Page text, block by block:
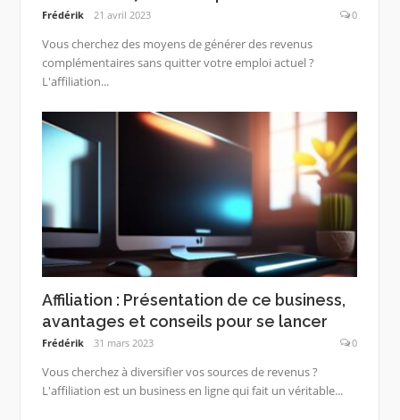
Frédérik 21 avril 2023 0
Vous cherchez des moyens de générer des revenus
complémentaires sans quitter votre emploi actuel ?
L'affiliation...
Affiliation : Présentation de ce business,
avantages et conseils pour se lancer
Frédérik 31 mars 2023 0
Vous cherchez à diversifier vos sources de revenus ?
L'affiliation est un business en ligne qui fait un véritable...